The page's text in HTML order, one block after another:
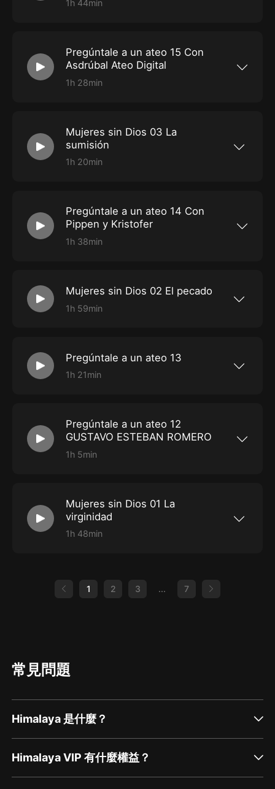
1h 44min
Pregúntale a un ateo 15 Con
Asdrúbal Ateo Digital
1h 28min
Mujeres sin Dios 03 La
sumisión
1h 20min
Pregúntale a un ateo 14 Con
Pippen y Kristofer
1h 38min
Mujeres sin Dios 02 El pecado
1h 59min
Pregúntale a un ateo 13
1h 21min
Pregúntale a un ateo 12
GUSTAVO ESTEBAN ROMERO
1h 5min
Mujeres sin Dios 01 La
virginidad
1h 48min
1 2 3 ... 7
常見問題
Himalaya 是什麼？
Himalaya VIP 有什麼權益？